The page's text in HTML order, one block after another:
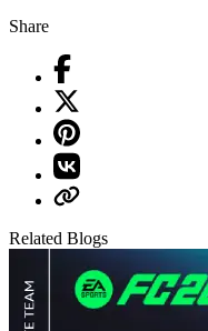
Share
Related Blogs